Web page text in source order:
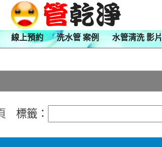
線上預約 洗水管 案例 水管清洗 影片
標籤：